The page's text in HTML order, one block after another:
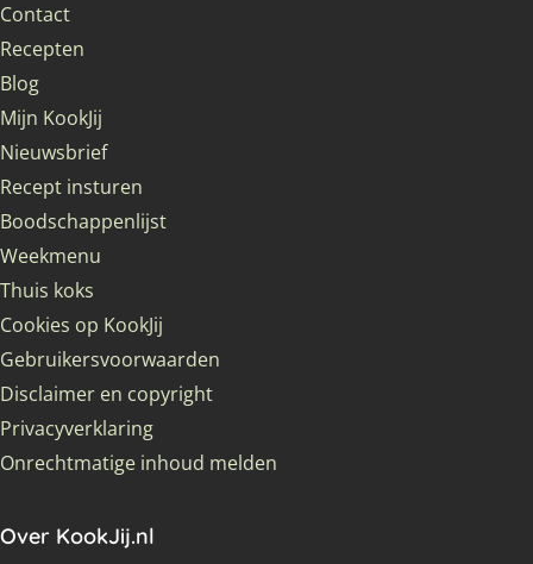
Contact
Recepten
Blog
Mijn KookJij
Nieuwsbrief
Recept insturen
Boodschappenlijst
Weekmenu
Thuis koks
Cookies op KookJij
Gebruikersvoorwaarden
Disclaimer en copyright
Privacyverklaring
Onrechtmatige inhoud melden
Over KookJij.nl